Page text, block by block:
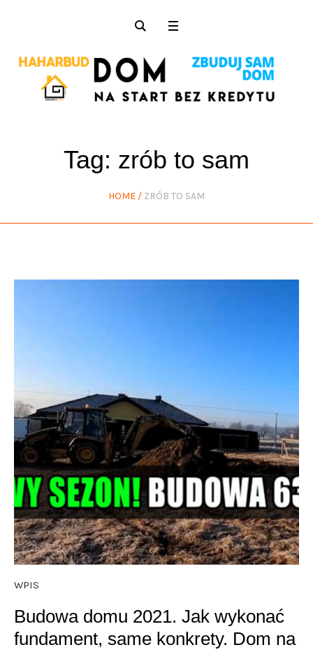
Tag: zrób to sam
HOME / ZRÓB TO SAM
WPIS
Budowa domu 2021. Jak wykonać
fundament, same konkrety. Dom na